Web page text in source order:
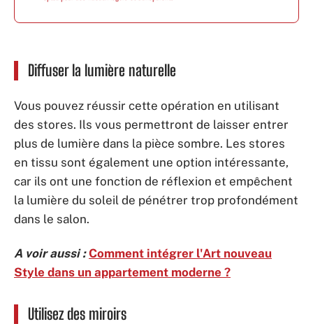
Diffuser la lumière naturelle
Vous pouvez réussir cette opération en utilisant
des stores. Ils vous permettront de laisser entrer
plus de lumière dans la pièce sombre. Les stores
en tissu sont également une option intéressante,
car ils ont une fonction de réflexion et empêchent
la lumière du soleil de pénétrer trop profondément
dans le salon.
A voir aussi : Comment intégrer l'Art nouveau
Style dans un appartement moderne ?
Utilisez des miroirs